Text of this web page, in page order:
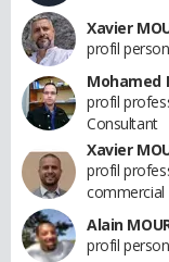
Xavier
profil
Mohamed
profil
Consultant
Xavier
profil
commercial
Alain
profil